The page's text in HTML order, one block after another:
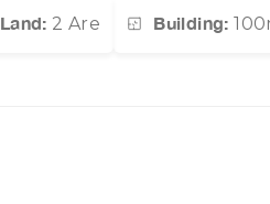
Land: 2 Are Building: